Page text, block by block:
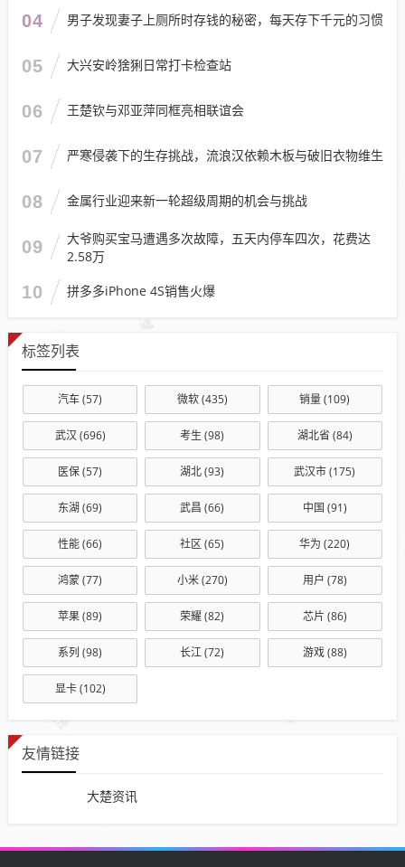
04 男子发现妻子上厕所时存钱的秘密，每天存下千元的习惯
05 大兴安岭猞猁日常打卡检查站
06 王楚钦与邓亚萍同框亮相联谊会
07 严寒侵袭下的生存挑战，流浪汉依赖木板与破旧衣物维生
08 金属行业迎来新一轮超级周期的机会与挑战
09
大爷购买宝马遭遇多次故障，五天内停车四次，花费达
2.58万
10 拼多多iPhone 4S销售火爆
标签列表
汽车(57) 微软(435) 销量(109)
武汉 (696) 考生 (98) 湖北省 (84)
医保(57) 湖北(93) 武汉市(175)
东湖 (69) 武昌 (66) 中国 (91)
性能(66) 社区 (65) 华为 (220)
鸿蒙(77) 小米(270) 用户 (78)
苹果(89) 荣耀(82) 芯片 (86)
系列 (98) 长江(72) 游戏(88)
显卡(102)
友情链接
大楚资讯